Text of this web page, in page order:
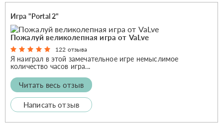
Игра "Portal 2"
Пожалуй великолепная игра от VaLve
122 отзыва
Я наиграл в этой замечательное игре немыслимое
количество часов игра...
Читать весь отзыв
Написать отзыв